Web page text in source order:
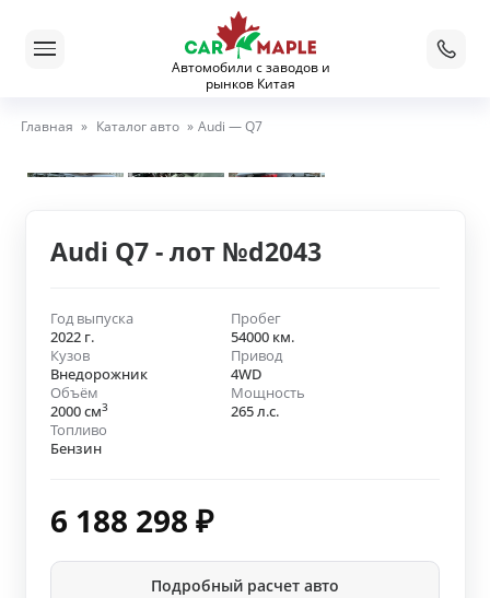
Автомобили с заводов и
рынков Китая
Главная » Каталог авто » Audi — Q7
Audi Q7 - лот №d2043
Год выпуска
2022 г.
Пробег
54000 км.
Кузов
Внедорожник
Привод
4WD
Объём
2000 см3
Мощность
265 л.с.
Топливо
Бензин
6 188 298 ₽
Подробный расчет авто